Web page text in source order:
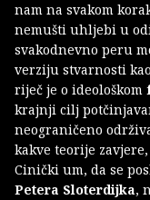
nam na svakom
nemušti uhljebi u
svakodnevno peru
verziju stvarnosti
riječ je o ideološkom
krajnji cilj
neograničeno
kakve teorije
Cinički um, da se
Petera Sloterdijka,